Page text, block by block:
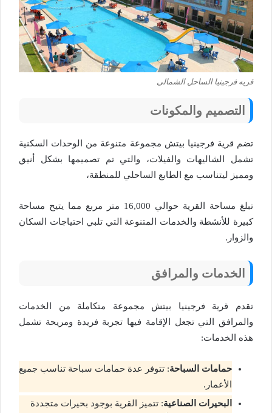
قريه فرجينيا الساحل الشمالى
التصميم والمكونات
تضم قرية فرجينيا بيتش مجموعة متنوعة من الوحدات السكنية
تشمل الشاليهات والفيلات، والتي تم تصميمها بشكل أنيق
ومميز ليتناسب مع الطابع الساحلي للمنطقة،
تبلغ مساحة القرية حوالي 16,000 متر مربع مما يتيح مساحة
كبيرة للأنشطة والخدمات المتنوعة التي تلبي احتياجات السكان
والزوار​.
الخدمات والمرافق
تقدم قرية فرجينيا بيتش مجموعة متكاملة من الخدمات
والمرافق التي تجعل الإقامة فيها تجربة فريدة ومريحة تشمل
هذه الخدمات:
حمامات السباحة: تتوفر عدة حمامات سباحة تناسب جميع
الأعمار.
البحيرات الصناعية: تتميز القرية بوجود بحيرات متجددة